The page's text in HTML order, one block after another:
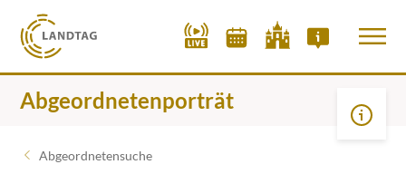
Abgeordnetenporträt
Abgeordnetensuche